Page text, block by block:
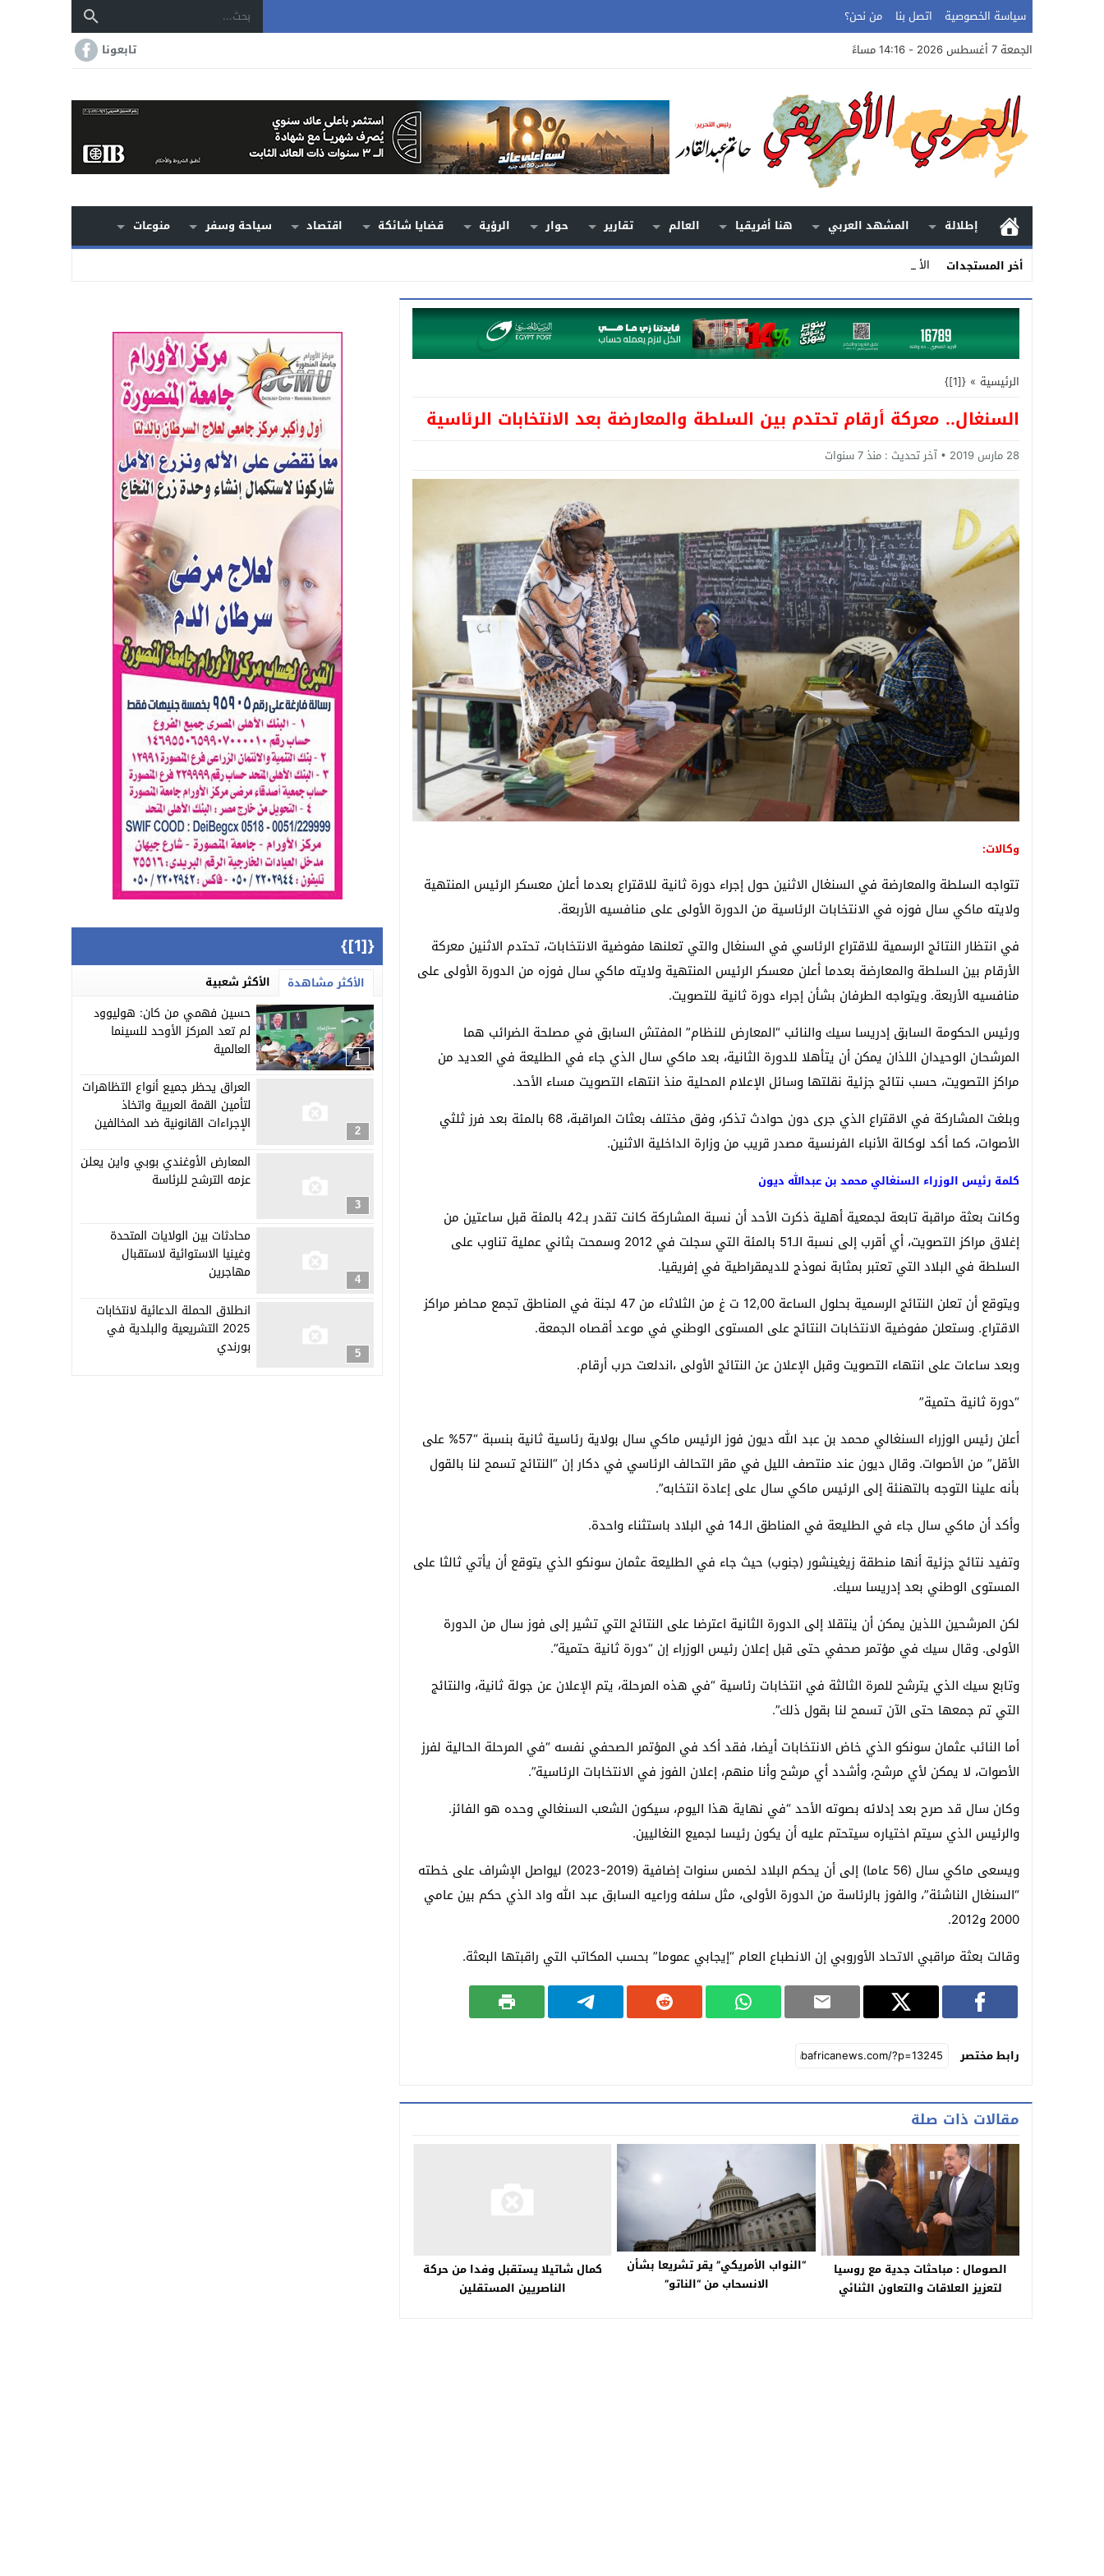
سياسة الخصوصية اتصل بنا
من نحن؟
الجمعة 7 أغسطس 2026 - 14:16 مساءً
تابعونا
إطلالة المشهد العربي هنا أفريقيا العالم تقارير حوار الرؤية قضايا شائكة اقتصاد سياحة وسفر
منوعات
أخر المستجدات
الأرض.. الحكاي_
Stop
Previous
Next
الرئيسية »
{[1]}
السنغال.. معركة أرقام تحتدم بين السلطة والمعارضة بعد الانتخابات الرئاسية
28 مارس 2019 آخر تحديث : منذ 7 سنوات
وكالات:
تتواجه السلطة والمعارضة في السنغال الاثنين حول إجراء دورة ثانية للاقتراع بعدما أعلن معسكر الرئيس المنتهية
ولايته ماكي سال فوزه في الانتخابات الرئاسية من الدورة الأولى على منافسيه الأربعة.
في انتظار النتائج الرسمية للاقتراع الرئاسي في السنغال والتي تعلنها مفوضية الانتخابات، تحتدم الاثنين معركة
الأرقام بين السلطة والمعارضة بعدما أعلن معسكر الرئيس المنتهية ولايته ماكي سال فوزه من الدورة الأولى على
منافسيه الأربعة. ويتواجه الطرفان بشأن إجراء دورة ثانية للتصويت.
ورئيس الحكومة السابق إدريسا سيك والنائب “المعارض للنظام” المفتش السابق في مصلحة الضرائب هما
المرشحان الوحيدان اللذان يمكن أن يتأهلا للدورة الثانية، بعد ماكي سال الذي جاء في الطليعة في العديد من
مراكز التصويت، حسب نتائج جزئية نقلتها وسائل الإعلام المحلية منذ انتهاء التصويت مساء الأحد.
وبلغت المشاركة في الاقتراع الذي جرى دون حوادث تذكر، وفق مختلف بعثات المراقبة، 68 بالمئة بعد فرز ثلثي
الأصوات، كما أكد لوكالة الأنباء الفرنسية مصدر قريب من وزارة الداخلية الاثنين.
كلمة رئيس الوزراء السنغالي محمد بن عبدالله ديون
وكانت بعثة مراقبة تابعة لجمعية أهلية ذكرت الأحد أن نسبة المشاركة كانت تقدر بـ42 بالمئة قبل ساعتين من
إغلاق مراكز التصويت، أي أقرب إلى نسبة الـ51 بالمئة التي سجلت في 2012 وسمحت بثاني عملية تناوب على
السلطة في البلاد التي تعتبر بمثابة نموذج للديمقراطية في إفريقيا.
ويتوقع أن تعلن النتائج الرسمية بحلول الساعة 12,00 ت غ من الثلاثاء من 47 لجنة في المناطق تجمع محاضر مراكز
الاقتراع. وستعلن مفوضية الانتخابات النتائج على المستوى الوطني في موعد أقصاه الجمعة.
وبعد ساعات على انتهاء التصويت وقبل الإعلان عن النتائج الأولى ،اندلعت حرب أرقام.
“دورة ثانية حتمية”
أعلن رئيس الوزراء السنغالي محمد بن عبد الله ديون فوز الرئيس ماكي سال بولاية رئاسية ثانية بنسبة “57% على
الأقل” من الأصوات. وقال ديون عند منتصف الليل في مقر التحالف الرئاسي في دكار إن “النتائج تسمح لنا بالقول
بأنه علينا التوجه بالتهنئة إلى الرئيس ماكي سال على إعادة انتخابه”.
وأكد أن ماكي سال جاء في الطليعة في المناطق الـ14 في البلاد باستثناء واحدة.
وتفيد نتائج جزئية أنها منطقة زيغينشور (جنوب) حيث جاء في الطليعة عثمان سونكو الذي يتوقع أن يأتي ثالثا على
المستوى الوطني بعد إدريسا سيك.
لكن المرشحين اللذين يمكن أن ينتقلا إلى الدورة الثانية اعترضا على النتائج التي تشير إلى فوز سال من الدورة
الأولى. وقال سيك في مؤتمر صحفي حتى قبل إعلان رئيس الوزراء إن “دورة ثانية حتمية”.
وتابع سيك الذي يترشح للمرة الثالثة في انتخابات رئاسية “في هذه المرحلة، يتم الإعلان عن جولة ثانية، والنتائج
التي تم جمعها حتى الآن تسمح لنا بقول ذلك”.
أما النائب عثمان سونكو الذي خاض الانتخابات أيضا، فقد أكد في المؤتمر الصحفي نفسه “في المرحلة الحالية لفرز
الأصوات، لا يمكن لأي مرشح، وأشدد أي مرشح وأنا منهم، إعلان الفوز في الانتخابات الرئاسية”.
وكان سال قد صرح بعد إدلائه بصوته الأحد “في نهاية هذا اليوم، سيكون الشعب السنغالي وحده هو الفائز.
والرئيس الذي سيتم اختياره سيتحتم عليه أن يكون رئيسا لجميع النغاليين.
ويسعى ماكي سال (56 عاما) إلى أن يحكم البلاد لخمس سنوات إضافية (2019-2023) ليواصل الإشراف على خطته
“السنغال الناشئة”، والفوز بالرئاسة من الدورة الأولى، مثل سلفه وراعيه السابق عبد الله واد الذي حكم بين عامي
2000 و2012.
وقالت بعثة مراقبي الاتحاد الأوروبي إن الانطباع العام “إيجابي عموما” بحسب المكاتب التي راقبتها البعثة.
رابط مختصر
مقالات ذات صلة
الصومال : مباحثات جدية مع روسيا
لتعزيز العلاقات والتعاون الثنائي
“النواب الأمريكي” يقر تشريعا بشأن
الانسحاب من “الناتو”
كمال شاتيلا يستقبل وفدا من حركة
الناصريين المستقلين
{[1]}
الأكثر مشاهدة الأكثر شعبية
1
حسين فهمي من كان: هوليوود
لم تعد المركز الأوحد للسينما
العالمية
2
العراق يحظر جميع أنواع التظاهرات
لتأمين القمة العربية واتخاذ
الإجراءات القانونية ضد المخالفين
3
المعارض الأوغندي بوبي واين يعلن
عزمه الترشح للرئاسة
4
محادثات بين الولايات المتحدة
وغينيا الاستوائية لاستقبال
مهاجرين
5
انطلاق الحملة الدعائية لانتخابات
2025 التشريعية والبلدية في
بورندي